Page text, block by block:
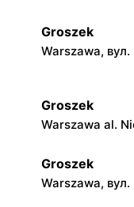
Groszek
Warszawa,
Groszek
Warszawa al.
Groszek
Warszawa,